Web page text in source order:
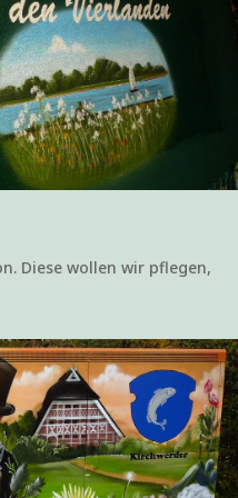
Diese wollen wir pflegen,